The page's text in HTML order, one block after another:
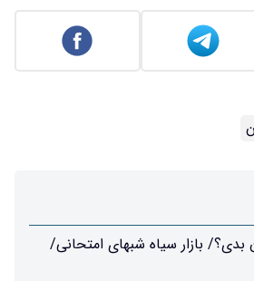
بازار سیاه شبهای امتحانی/